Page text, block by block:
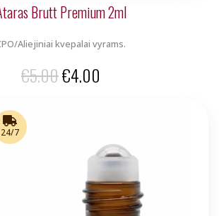
Brutt Premium 2ml
Aliejiniai kvepalai vyrams.
€5.00Original
€5.00.
€4.00
€4.00.
24/7